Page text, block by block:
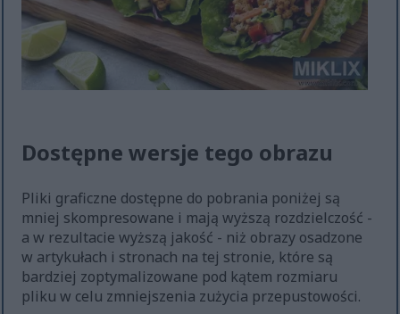
Dostępne wersje tego obrazu
Pliki graficzne dostępne do pobrania poniżej są
mniej skompresowane i mają wyższą rozdzielczość -
a w rezultacie wyższą jakość - niż obrazy osadzone
w artykułach i stronach na tej stronie, które są
bardziej zoptymalizowane pod kątem rozmiaru
pliku w celu zmniejszenia zużycia przepustowości.